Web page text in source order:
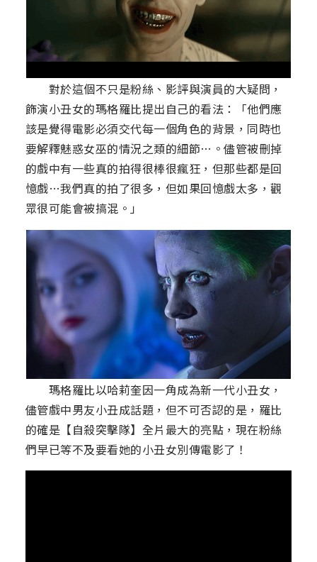
對於這個不只是粉絲、影評與演員的大疑問，
飾演小丑女的瑪格羅比提出自己的看法：「他們應
該是覺得電影必須交代每一個角色的背景，同時也
要解釋魅惑女巫的情況之類的細節…。儘管被刪掉
的戲中有一些真的拍得很棒很瘋狂，但那些都是回
憶戲…我們真的拍了很多，但如果回憶戲太多，觀
眾很可能會被搞混。」
瑪格羅比以哈莉奎因一角成為新一代小丑女，
儘管戲中男友小丑成話題，但不可否認的是，羅比
的確是【自殺突擊隊】全片最大的亮點，現在粉絲
們早已等不及要看她的小丑女別傳電影了！